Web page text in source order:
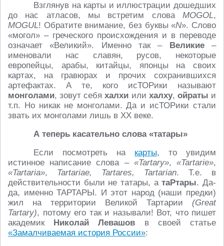
Взглянув на карты и иллюстрации дошедших
до нас атласов, мы встретим слова MOGOL,
MOGUL! Обратите внимание, без буквы «N». Слово
«могол» – греческого происхождения и в переводе
означает «Великий». Именно так – Великие–
именовали нас славян, русов, некоторые
европейцы, арабы, китайцы, японцы на своих
картах, на гравюрах и прочих сохранившихся
артефактах. А те, кого исТОРики называют
монголами, зовут себяхалхи или халху, ойраты и
т.п. Но никак не монголами. Да и исТОРики стали
звать их монголами лишь в XX веке.
А теперь касательно слова «татары»
Если посмотреть на карты, то увидим
истинное написание слова – «Tartary»,«Tartarie»,
«Tartaria», Tartariae, Tartares, Tartarian. Т.е. в
действительности были не татары, атаРтары. Да-
да, именно ТАРТАРЫ. И этот народ (наши предки)
жил на территории Великой Тартарии (Great
Tartary), потому его так и называли! Вот, что пишет
академик Николай Левашов в своей статье
«Замалчиваемая история России»: